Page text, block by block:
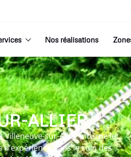
Nos réalisations
ALLIER
Villeneuve-sur-Allier incarne le
dans le soin des